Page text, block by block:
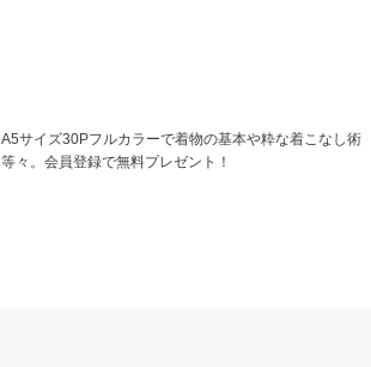
A5サイズ30Pフルカラーで着物の基本や粋な着こなし術
等々。会員登録で無料プレゼント！